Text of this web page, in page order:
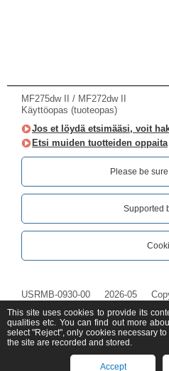
MF275dw II / MF272dw II
Käyttöopas (tuoteopas)
Jos et löydä etsimääsi, voit
Etsi muiden tuotteiden oppaita
Please be
Supported
USRMB-0930-00 2026-05
This site uses cookies to provide its
qualities etc. You can find out more
select "Reject", only cookies necessary
the site are recorded and stored.
Accept